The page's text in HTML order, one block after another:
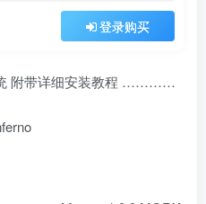
登录购买
附带详细安装教程 …………